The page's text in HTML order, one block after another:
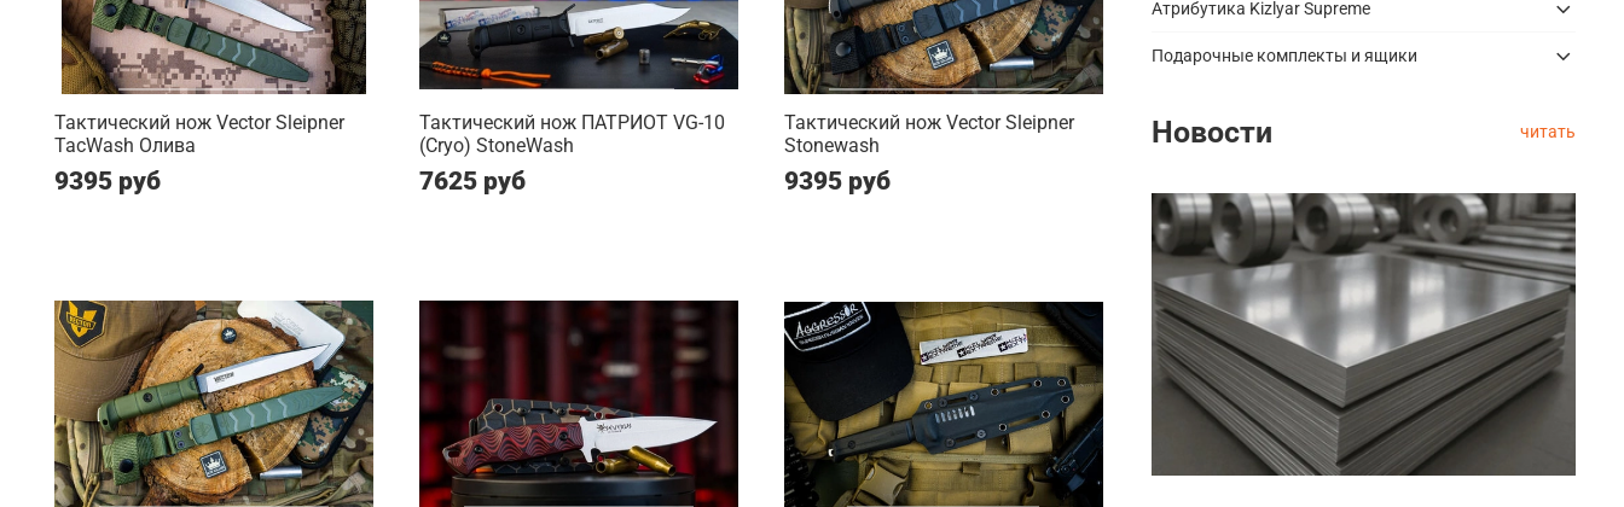
Тактический нож Vector Sleipner
TacWash Олива
9395 руб
Тактический нож ПАТРИОТ VG-10
(Cryo) StoneWash
7625 руб
Тактический нож Vector Sleipner
Stonewash
9395 руб
Атрибутика Kizlyar Supreme
Подарочные комплекты и ящики
Новости читать